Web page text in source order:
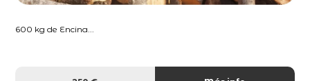
600 kg de Encina...